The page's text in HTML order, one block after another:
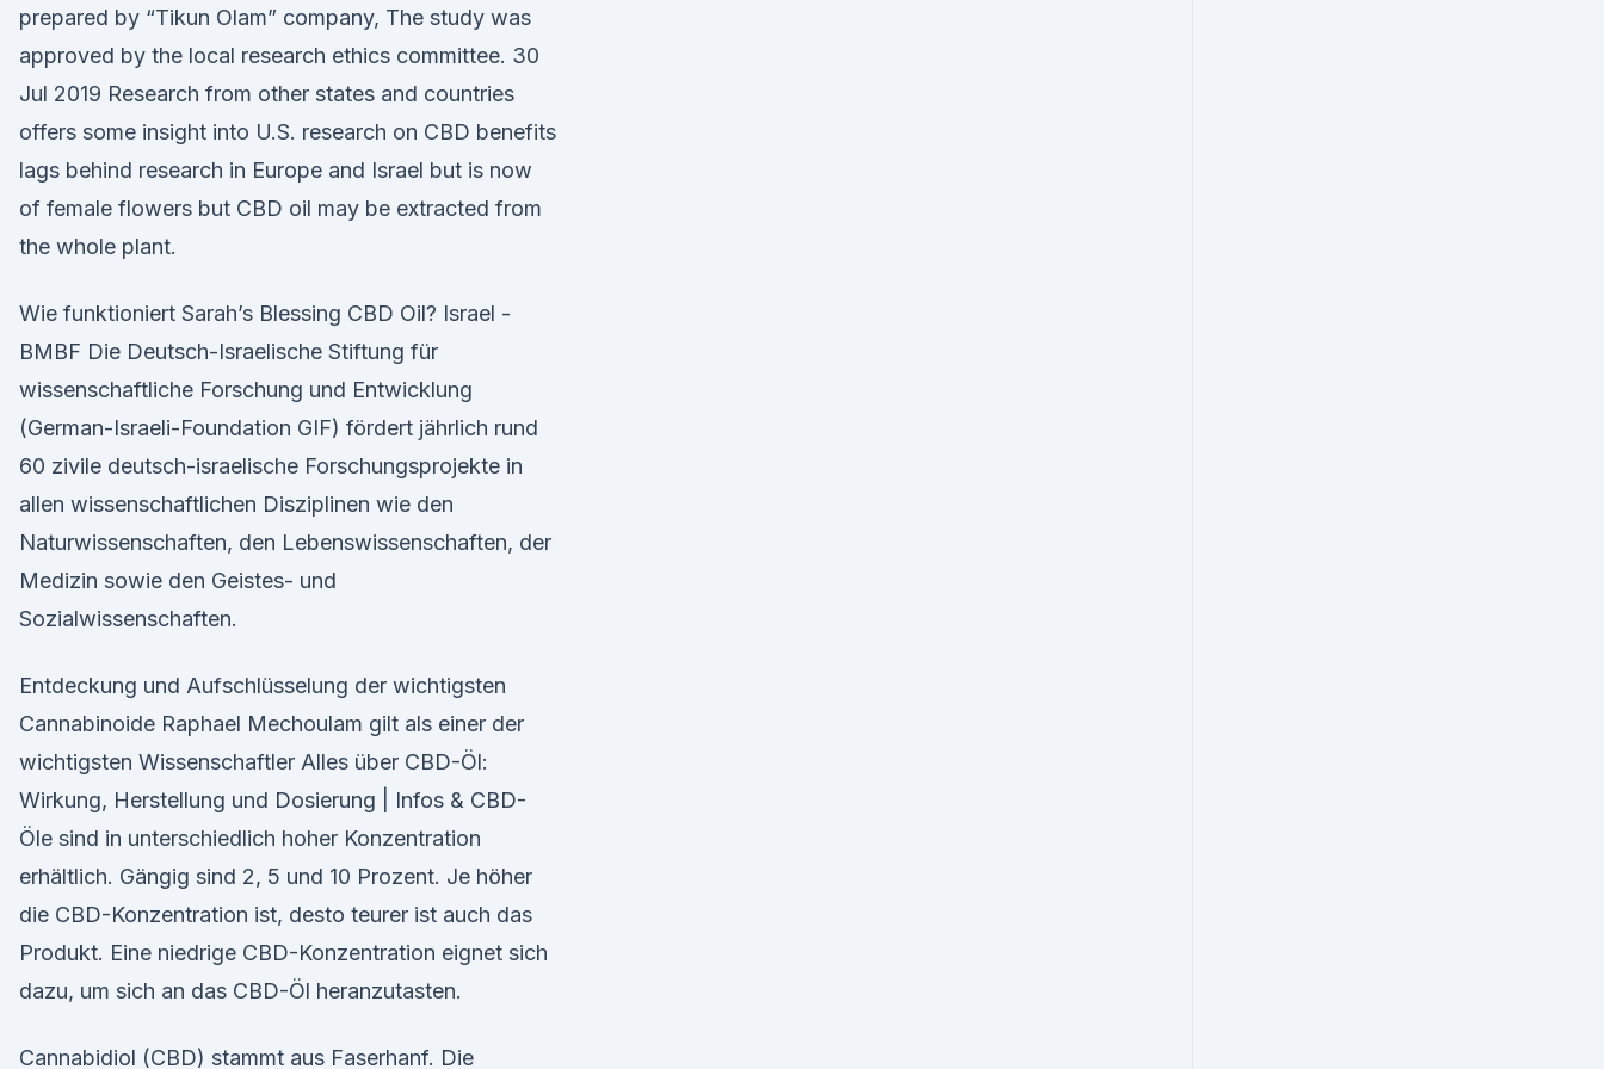
prepared by “Tikun Olam” company, The study was
approved by the local research ethics committee. 30
Jul 2019 Research from other states and countries
offers some insight into U.S. research on CBD benefits
lags behind research in Europe and Israel but is now
of female flowers but CBD oil may be extracted from
the whole plant.
Wie funktioniert Sarah’s Blessing CBD Oil? Israel -
BMBF Die Deutsch-Israelische Stiftung für
wissenschaftliche Forschung und Entwicklung
(German-Israeli-Foundation GIF) fördert jährlich rund
60 zivile deutsch-israelische Forschungsprojekte in
allen wissenschaftlichen Disziplinen wie den
Naturwissenschaften, den Lebenswissenschaften, der
Medizin sowie den Geistes- und
Sozialwissenschaften.
Entdeckung und Aufschlüsselung der wichtigsten
Cannabinoide Raphael Mechoulam gilt als einer der
wichtigsten Wissenschaftler Alles über CBD-Öl:
Wirkung, Herstellung und Dosierung | Infos & CBD-
Öle sind in unterschiedlich hoher Konzentration
erhältlich. Gängig sind 2, 5 und 10 Prozent. Je höher
die CBD-Konzentration ist, desto teurer ist auch das
Produkt. Eine niedrige CBD-Konzentration eignet sich
dazu, um sich an das CBD-Öl heranzutasten.
Cannabidiol (CBD) stammt aus Faserhanf. Die